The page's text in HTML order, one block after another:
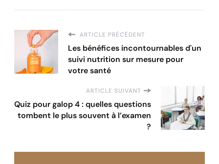
ARTICLE PRÉCÉDENT
Les bénéfices incontournables d'un
suivi nutrition sur mesure pour
votre santé
ARTICLE SUIVANT
Quiz pour galop 4 : quelles questions
tombent le plus souvent à l’examen
?